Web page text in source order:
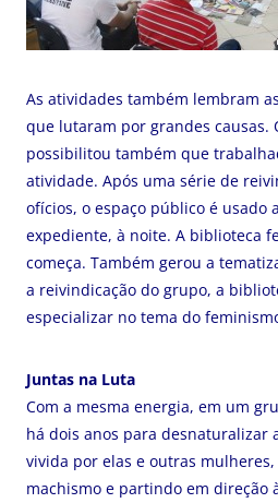
As atividades também lembram
que lutaram por grandes causas.
possibilitou também que
atividade. Após uma série de
ofícios, o espaço público é usado
expediente, à noite. A biblioteca
começa. Também gerou a
a reivindicação do grupo, a
especializar no tema do
Juntas na Luta
Com a mesma energia, em um
há dois anos para desnaturalizar
vivida por elas e outras
machismo e partindo em direção